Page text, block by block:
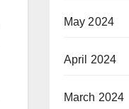
May 2024
April 2024
March 2024